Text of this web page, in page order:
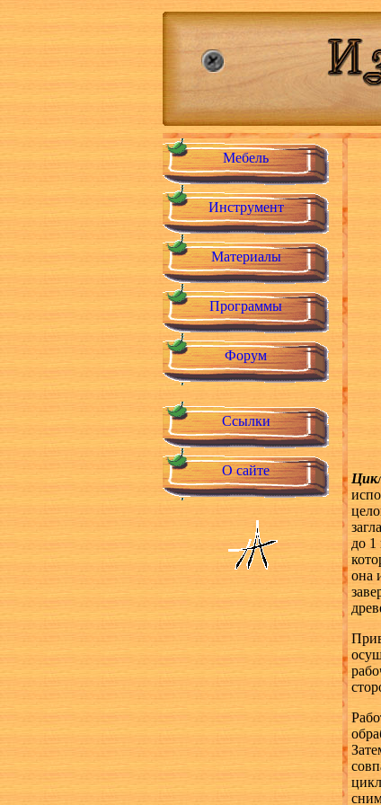
Мебель
Инструмент
Материалы
Программы
Форум
Ссылки
О сайте
до
она